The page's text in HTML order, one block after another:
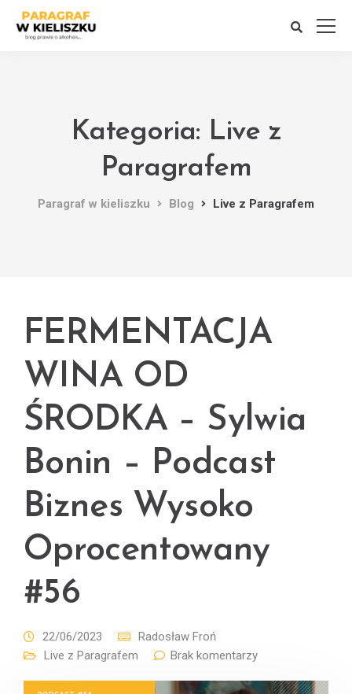
Kategoria: Live z
Paragrafem
Paragraf w kieliszku Blog Live z Paragrafem
FERMENTACJA
WINA OD
ŚRODKA – Sylwia
Bonin – Podcast
Biznes Wysoko
Oprocentowany
#56
22/06/2023
Radosław Froń
Live z Paragrafem
Brak komentarzy